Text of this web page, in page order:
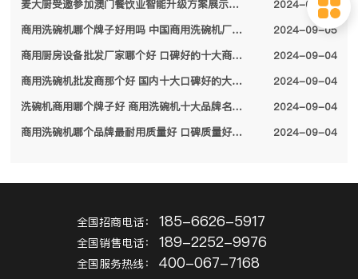
麦大厨受邀参加澳门餐饮业智能升级方案展示会，备受特区领导关注
2024-05-04
商用洗碗机哪个牌子好用吗 中国商用洗碗机厂家排名前十名单2024
2024-09-05
商用厨房设备批发厂家哪个好 口碑好的十大商用厨房设备厂家名单2024
2024-09-04
商用洗碗机批发商那个好 国内十大口碑好的大型商用洗碗机厂家名单2024
2024-09-04
洗碗机商用哪个牌子好 商用洗碗机十大品牌名单2024
2024-09-04
商用洗碗机哪个品牌最耐用质量好 口碑质量好的十大商用洗碗机品牌2024
2024-09-04
全国招商电话： 185-6626-5917
全国销售电话： 189-2252-9976
全国服务热线： 400-067-7168